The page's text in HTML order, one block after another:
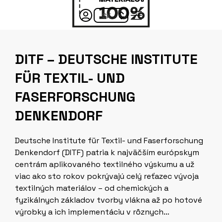
DITF – DEUTSCHE INSTITUTE
FÜR TEXTIL- UND
FASERFORSCHUNG
DENKENDORF
Deutsche Institute für Textil- und Faserforschung
Denkendorf (DITF) patria k najväčším európskym
centrám aplikovaného textilného výskumu a už
viac ako sto rokov pokrývajú celý reťazec vývoja
textilných materiálov – od chemických a
fyzikálnych základov tvorby vlákna až po hotové
výrobky a ich implementáciu v rôznych